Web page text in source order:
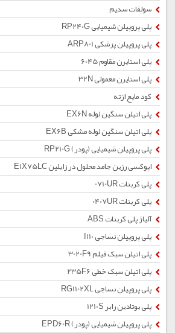
سولفات سدیم
پلی پروپیلن شیمیایی RP240G
پلی پروپیلن پزشکی ARP801
پلی استایرن مقاوم 6045
پلی استایرن معمولی 32N
کود مایع ازته
پلی اتیلن سنگین لوله EX6N
پلی اتیلن سنگین لوله مشکی EX6B
پلی پروپیلن شیمیایی (پودر) RP210G
اپوکسی رزین جامد محلول در زایلین E1X75LC
پلی کربنات 0710UR
پلی کربنات 0407UR
آلیاژ پلی کربنات ABS
پلی پروپیلن نساجی I110
پلی اتیلن سبک فیلم 3020F9
پلی اتیلن سبک خطی 235F6
پلی پروپیلن نساجی RG1102XL
پلی بوتادین رابر 1210S
پلی پروپیلن شیمیایی (پودر) EPD60R